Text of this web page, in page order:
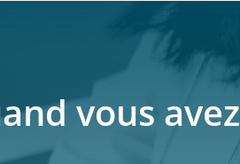
vous avez